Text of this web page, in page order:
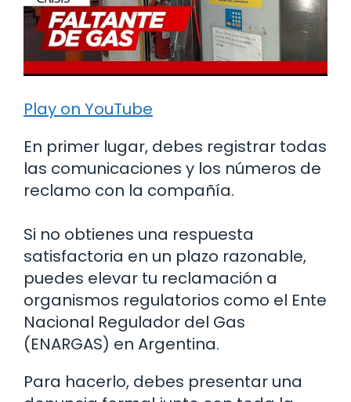
Play on YouTube
En primer lugar, debes registrar todas
las comunicaciones y los números de
reclamo con la compañía.
Si no obtienes una respuesta
satisfactoria en un plazo razonable,
puedes elevar tu reclamación a
organismos regulatorios como el Ente
Nacional Regulador del Gas
(ENARGAS) en Argentina.
Para hacerlo, debes presentar una